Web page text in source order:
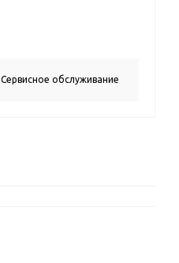
Сервисное обслуживание